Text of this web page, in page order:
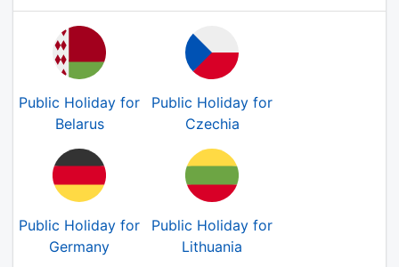
Public Holiday for
Belarus
Public Holiday for
Czechia
Public Holiday for
Germany
Public Holiday for
Lithuania